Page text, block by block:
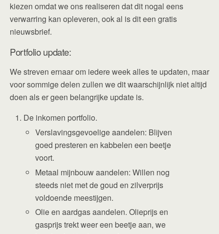
kiezen omdat we ons realiseren dat dit nogal eens
verwarring kan opleveren, ook al is dit een gratis
nieuwsbrief.
Portfolio update:
We streven ernaar om iedere week alles te updaten, maar
voor sommige delen zullen we dit waarschijnlijk niet altijd
doen als er geen belangrijke update is.
De inkomen portfolio.
Verslavingsgevoelige aandelen: Blijven
goed presteren en kabbelen een beetje
voort.
Metaal mijnbouw aandelen: Willen nog
steeds niet met de goud en zilverprijs
voldoende meestijgen.
Olie en aardgas aandelen. Olieprijs en
gasprijs trekt weer een beetje aan, we